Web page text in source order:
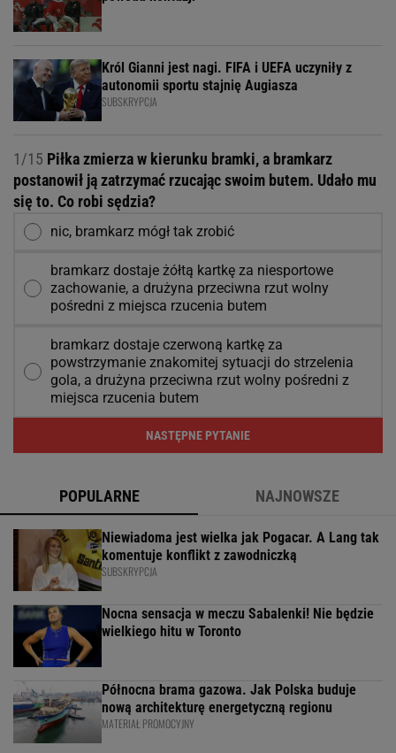
Król Gianni jest nagi. FIFA i UEFA uczyniły z
autonomii sportu stajnię Augiasza
SUBSKRYPCJA
1/15 Piłka zmierza w kierunku bramki, a bramkarz
postanowił ją zatrzymać rzucając swoim butem. Udało mu
się to. Co robi sędzia?
nic, bramkarz mógł tak zrobić
bramkarz dostaje żółtą kartkę za niesportowe
zachowanie, a drużyna przeciwna rzut wolny
pośredni z miejsca rzucenia butem
bramkarz dostaje czerwoną kartkę za
powstrzymanie znakomitej sytuacji do strzelenia
gola, a drużyna przeciwna rzut wolny pośredni z
miejsca rzucenia butem
NASTĘPNE PYTANIE
POPULARNE NAJNOWSZE
Niewiadoma jest wielka jak Pogacar. A Lang tak
komentuje konflikt z zawodniczką
SUBSKRYPCJA
Nocna sensacja w meczu Sabalenki! Nie będzie
wielkiego hitu w Toronto
Północna brama gazowa. Jak Polska buduje
nową architekturę energetyczną regionu
MATERIAŁ PROMOCYJNY